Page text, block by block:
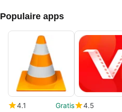
Populaire apps
4.1
Gratis
4.5